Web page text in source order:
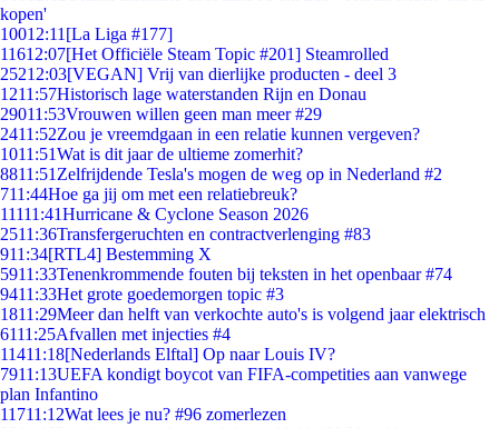
kopen'
10012:11 [La Liga #177]
11612:07[Het Officiële Steam Topic #201] Steamrolled
25212:03[VEGAN] Vrij van dierlijke producten - deel 3
1211:57Historisch lage waterstanden Rijn en Donau
29011:53Vrouwen willen geen man meer #29
2411:52Zou je vreemdgaan in een relatie kunnen vergeven?
1011:51Wat is dit jaar de ultieme zomerhit?
8811:51 Zelfrijdende Tesla's mogen de weg op in Nederland #2
711:44Hoe ga jij om met een relatiebreuk?
11111:41Hurricane & Cyclone Season 2026
2511:36Transfergeruchten en contractverlenging #83
911:34[RTL4] Bestemming X
5911:33Tenenkrommende fouten bij teksten in het openbaar #74
9411:33Het grote goedemorgen topic #3
1811:29Meer dan helft van verkochte auto's is volgend jaar elektrisch
6111:25Afvallen met injecties #4
11411:18[Nederlands Elftal] Op naar Louis IV?
7911:13UEFA kondigt boycot van FIFA-competities aan vanwege
plan Infantino
11711:12Wat lees je nu? #96 zomerlezen